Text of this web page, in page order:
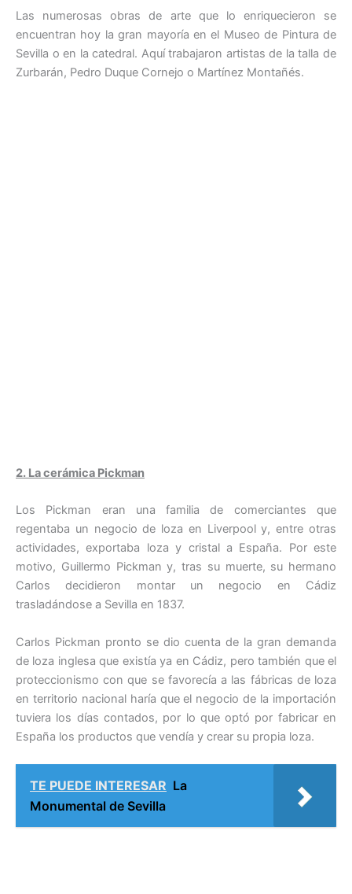
Las numerosas obras de arte que lo enriquecieron se
encuentran hoy la gran mayoría en el Museo de Pintura de
Sevilla o en la catedral. Aquí trabajaron artistas de la talla de
Zurbarán, Pedro Duque Cornejo o Martínez Montañés.
2. La cerámica Pickman
Los Pickman eran una familia de comerciantes que
regentaba un negocio de loza en Liverpool y, entre otras
actividades, exportaba loza y cristal a España. Por este
motivo, Guillermo Pickman y, tras su muerte, su hermano
Carlos decidieron montar un negocio en Cádiz
trasladándose a Sevilla en 1837.
Carlos Pickman pronto se dio cuenta de la gran demanda
de loza inglesa que existía ya en Cádiz, pero también que el
proteccionismo con que se favorecía a las fábricas de loza
en territorio nacional haría que el negocio de la importación
tuviera los días contados, por lo que optó por fabricar en
España los productos que vendía y crear su propia loza.
TE PUEDE INTERESAR La
Monumental de Sevilla